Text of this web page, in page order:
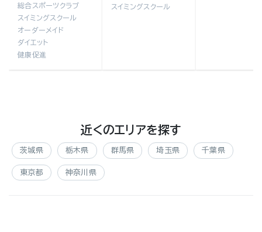
総合スポーツクラブ
スイミングスクール
オーダーメイド
ダイエット
健康促進
スイミングスクール
近くのエリアを探す
茨城県 栃木県 群馬県 埼玉県 千葉県
東京都 神奈川県